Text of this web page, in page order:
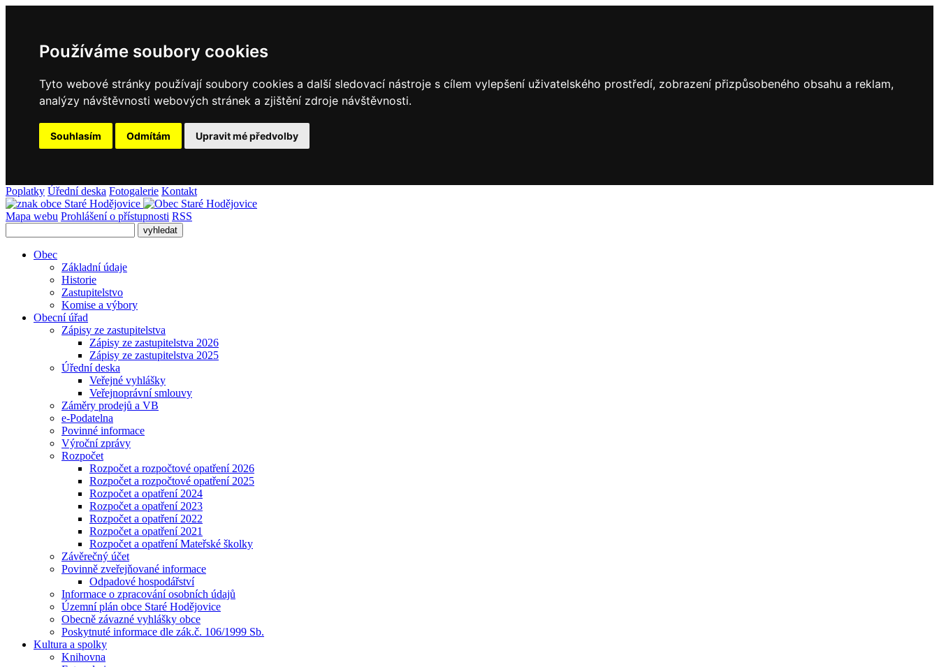
Používáme soubory cookies
Tyto webové stránky používají soubory cookies a další sledovací nástroje s cílem vylepšení uživatelského prostředí, zobrazení přizpůsobeného obsahu a reklam,
analýzy návštěvnosti webových stránek a zjištění zdroje návštěvnosti.
Souhlasím Odmítám Upravit mé předvolby
Poplatky Úřední deska Fotogalerie Kontakt
Mapa webu Prohlášení o přístupnosti RSS
Obec
Základní údaje
Historie
Zastupitelstvo
Komise a výbory
Obecní úřad
Zápisy ze zastupitelstva
Zápisy ze zastupitelstva 2026
Zápisy ze zastupitelstva 2025
Úřední deska
Veřejné vyhlášky
Veřejnoprávní smlouvy
Záměry prodejů a VB
e-Podatelna
Povinné informace
Výroční zprávy
Rozpočet
Rozpočet a rozpočtové opatření 2026
Rozpočet a rozpočtové opatření 2025
Rozpočet a opatření 2024
Rozpočet a opatření 2023
Rozpočet a opatření 2022
Rozpočet a opatření 2021
Rozpočet a opatření Mateřské školky
Závěrečný účet
Povinně zveřejňované informace
Odpadové hospodářství
Informace o zpracování osobních údajů
Územní plán obce Staré Hodějovice
Obecně závazné vyhlášky obce
Poskytnuté informace dle zák.č. 106/1999 Sb.
Kultura a spolky
Knihovna